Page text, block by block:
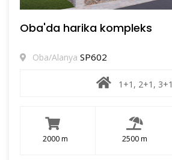
Oba'da harika kompleks
Oba/Alanya SP602
1+1, 2+1, 3+1
2000 m 2500 m